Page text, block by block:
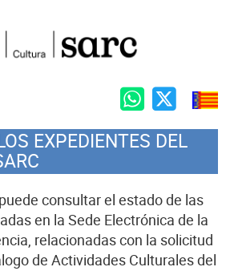
EXPEDIENTES DEL
consultar el estado de las
en la Sede Electrónica de la
relacionadas con la solicitud
de Actividades Culturales del